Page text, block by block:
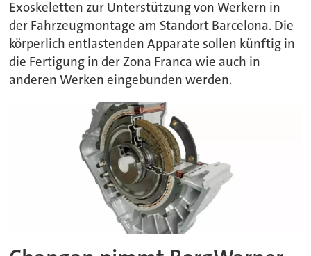
Exoskeletten zur Unterstützung von Werkern in
der Fahrzeugmontage am Standort Barcelona. Die
körperlich entlastenden Apparate sollen künftig in
die Fertigung in der Zona Franca wie auch in
anderen Werken eingebunden werden.